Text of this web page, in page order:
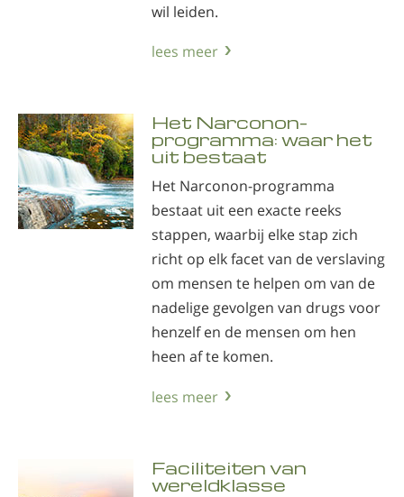
wil leiden.
lees meer
Het Narconon-
programma: waar het
uit bestaat
Het Narconon-programma
bestaat uit een exacte reeks
stappen, waarbij elke stap zich
richt op elk facet van de verslaving
om mensen te helpen om van de
nadelige gevolgen van drugs voor
henzelf en de mensen om hen
heen af te komen.
lees meer
Faciliteiten van
wereldklasse